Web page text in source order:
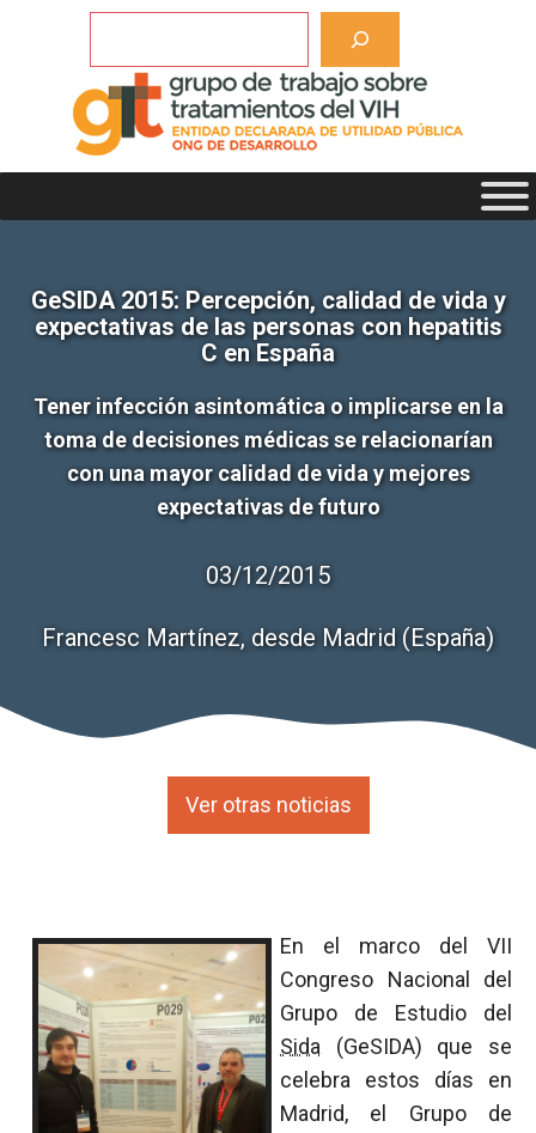
GeSIDA 2015: Percepción, calidad de vida y
expectativas de las personas con hepatitis
C en España
Tener infección asintomática o implicarse en la
toma de decisiones médicas se relacionarían
con una mayor calidad de vida y mejores
expectativas de futuro
03/12/2015
Francesc Martínez, desde Madrid (España)
Ver otras noticias
En el marco del VII
Congreso Nacional del
Grupo de Estudio del
Sida (GeSIDA) que se
celebra estos días en
Madrid, el Grupo de